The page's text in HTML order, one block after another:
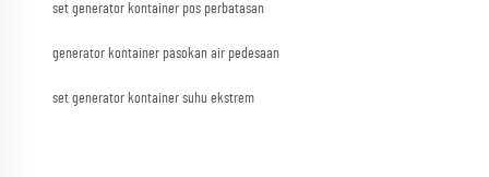
set generator kontainer pos perbatasan
generator kontainer pasokan air pedesaan
set generator kontainer suhu ekstrem